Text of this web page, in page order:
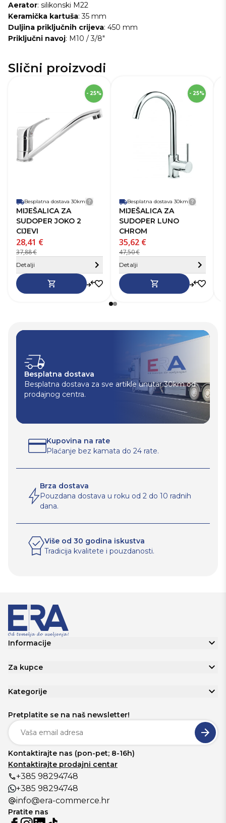
Aerator: silikonski M22
Keramička kartuša: 35 mm
Duljina priključnih crijeva: 450 mm
Priključni navoj: M10 / 3/8"
Slični proizvodi
- 25%
Besplatna dostava 30km Detalji dostave
MIJEŠALICA ZA
SUDOPER JOKO 2
CIJEVI
28,41 €
37,88 €
Detalji
229427
Robna marka
Deante
Materijal
Miješalica za
Sakrij detalje
- 25%
Besplatna dostava 30km Detalji
MIJEŠALICA ZA
SUDOPER LUNO
CHROM
35,62 €
47,50 €
Detalji
Besplatna dostava
Besplatna dostava za sve artikle unutar 30km od
prodajnog centra.
Kupovina na rate
Plaćanje bez kamata do 24 rate.
Brza dostava
Pouzdana dostava u roku od 2 do 10 radnih
dana.
Više od 30 godina iskustva
Tradicija kvalitete i pouzdanosti.
Informacije
Za kupce
Kategorije
Pretplatite se na naš newsletter!
Kontaktirajte nas (pon-pet; 8-16h)
Kontaktirajte prodajni centar
+385 98294748
+385 98294748
info@era-commerce.hr
Pratite nas